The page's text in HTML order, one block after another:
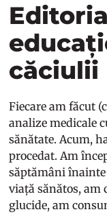
căciulii
Fiecare am făcut
analize medicale
sănătate. Acum,
procedat. Am
săptămâni
viață sănătos,
glucide, am